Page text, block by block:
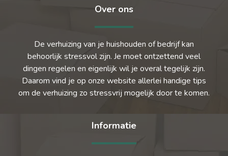
Over ons
De verhuizing van je huishouden of bedrijf kan
behoorlijk stressvol zijn. Je moet ontzettend veel
dingen regelen en eigenlijk wil je overal tegelijk zijn.
Daarom vind je op onze website allerlei handige tips
om de verhuizing zo stressvrij mogelijk door te komen.
Informatie